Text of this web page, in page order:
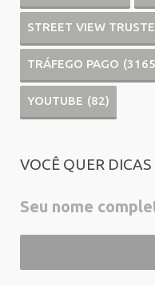
STREET VIEW
TRÁFEGO PAGO
YOUTUBE (82)
VOCÊ QUER
Seu nome